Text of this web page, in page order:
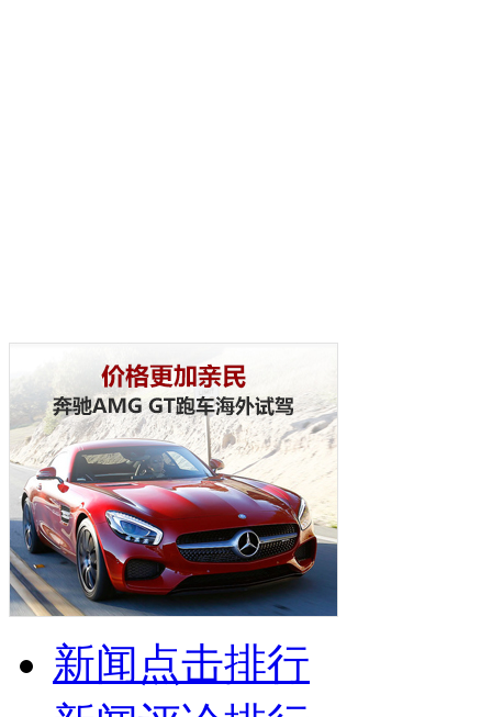
新闻点击排行